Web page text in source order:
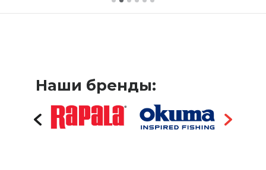
Наши бренды: